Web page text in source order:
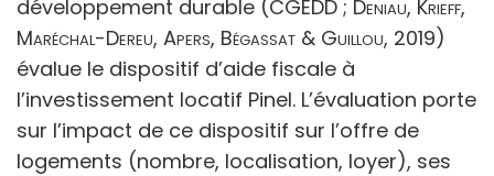
développement durable (CGEDD ; Deniau, Krieff,
Maréchal-Dereu, Apers, Bégassat & Guillou, 2019)
évalue le dispositif d’aide fiscale à
l’investissement locatif Pinel. L’évaluation porte
sur l’impact de ce dispositif sur l’offre de
logements (nombre, localisation, loyer), ses